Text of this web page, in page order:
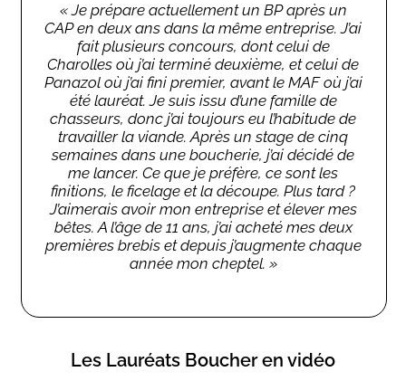
« Je prépare actuellement un BP après un
CAP en deux ans dans la même entreprise. J’ai
fait plusieurs concours, dont celui de
Charolles où j’ai terminé deuxième, et celui de
Panazol où j’ai fini premier, avant le MAF où j’ai
été lauréat. Je suis issu d’une famille de
chasseurs, donc j’ai toujours eu l’habitude de
travailler la viande. Après un stage de cinq
semaines dans une boucherie, j’ai décidé de
me lancer. Ce que je préfère, ce sont les
finitions, le ficelage et la découpe. Plus tard ?
J’aimerais avoir mon entreprise et élever mes
bêtes. A l’âge de 11 ans, j’ai acheté mes deux
premières brebis et depuis j’augmente chaque
année mon cheptel. »
Les Lauréats Boucher en vidéo